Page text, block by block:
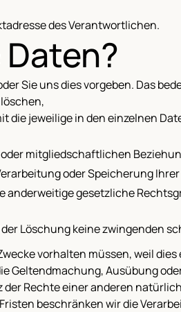
des Verantwortlichen.
Sie uns dies vorgeben. Das
die jeweilige in den einzelnen
mitgliedschaftlichen
oder Speicherung Ihrer
gesetzliche
Löschung keine zwingenden
vorhalten müssen, weil
Geltendmachung, Ausübung
Rechte einer anderen
beschränken wir die